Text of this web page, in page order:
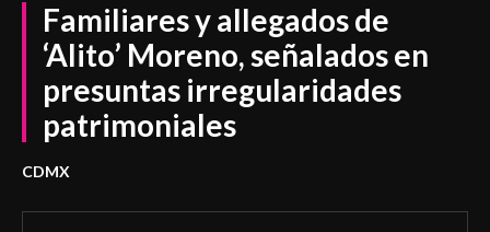
Familiares y allegados de
‘Alito’ Moreno, señalados en
presuntas irregularidades
patrimoniales
CDMX